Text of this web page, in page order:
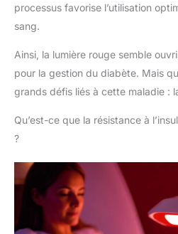
processus favorise l’utilisation
sang.
Ainsi, la lumière rouge semble
pour la gestion du diabète. Mais
grands défis liés à cette maladie :
Qu’est-ce que la résistance à
?